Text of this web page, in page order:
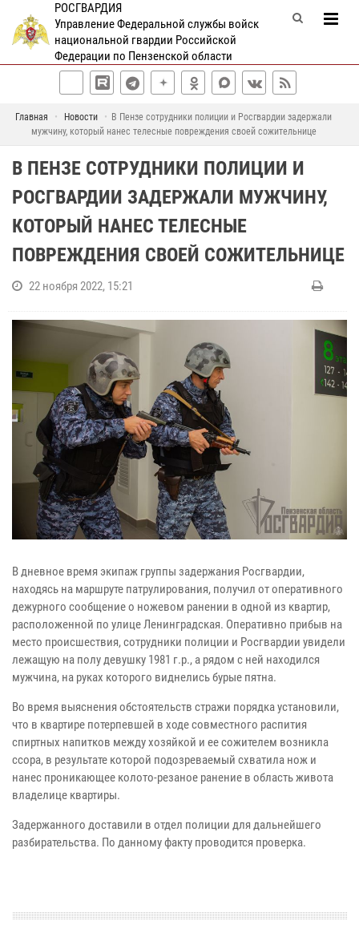
РОСГВАРДИЯ
Управление Федеральной службы войск
национальной гвардии Российской
Федерации по Пензенской области
Главная Новости
В Пензе сотрудники полиции и Росгвардии задержали
мужчину, который нанес телесные повреждения своей сожительнице
В ПЕНЗЕ СОТРУДНИКИ ПОЛИЦИИ И
РОСГВАРДИИ ЗАДЕРЖАЛИ МУЖЧИНУ,
КОТОРЫЙ НАНЕС ТЕЛЕСНЫЕ
ПОВРЕЖДЕНИЯ СВОЕЙ СОЖИТЕЛЬНИЦЕ
22 ноября 2022, 15:21
В дневное время экипаж группы задержания Росгвардии,
находясь на маршруте патрулирования, получил от оперативного
дежурного сообщение о ножевом ранении в одной из квартир,
расположенной по улице Ленинградская. Оперативно прибыв на
место происшествия, сотрудники полиции и Росгвардии увидели
лежащую на полу девушку 1981 г.р., а рядом с ней находился
мужчина, на руках которого виднелись бурые пятна.
Во время выяснения обстоятельств стражи порядка установили,
что в квартире потерпевшей в ходе совместного распития
спиртных напитков между хозяйкой и ее сожителем возникла
ссора, в результате которой подозреваемый схватила нож и
нанес проникающее колото-резаное ранение в область живота
владелице квартиры.
Задержанного доставили в отдел полиции для дальнейшего
разбирательства. По данному факту проводится проверка.